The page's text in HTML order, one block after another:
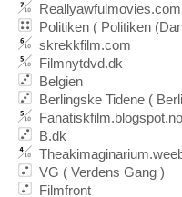
Reallyawfulmovies.com
Politiken ( Politiken
skrekkfilm.com
Filmnytdvd.dk
Belgien
Berlingske Tidene (
Fanatiskfilm.blogspot.no
B.dk
VG ( Verdens Gang )
Filmfront